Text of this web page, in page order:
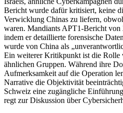
Bericht wurde dafür kritisiert, keine
Verwicklung Chinas zu liefern,
waren. Mandiants APT1-Bericht von
indem er detaillierte forensische
wurde von China als
Ein weiterer Kritikpunkt ist die Rolle
ähnlichen Gruppen. Während ihre
Aufmerksamkeit auf die Operation
Narrative die Objektivität
Schweiz eine zugängliche
regt zur Diskussion über